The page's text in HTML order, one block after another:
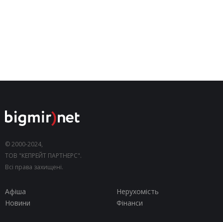
© 2000-2024,
ТОВ "КЕПРЕЙТ ПАРТНЕРС".
Всі права захищені.
Афіша
Нерухомість
Новини
Фінанси